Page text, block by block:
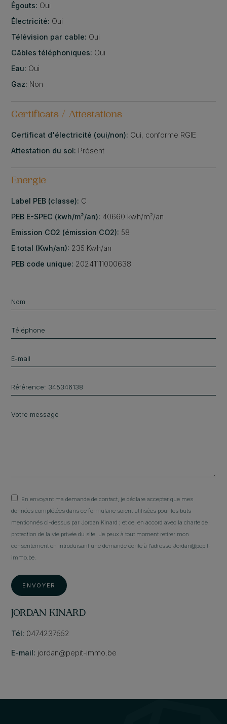
Égouts: Oui
Électricité: Oui
Télévision par cable: Oui
Câbles téléphoniques: Oui
Eau: Oui
Gaz: Non
Certificats / Attestations
Certificat d'électricité (oui/non): Oui, conforme RGIE
Attestation du sol: Présent
Energie
Label PEB (classe): C
PEB E-SPEC (kwh/m²/an): 40660 kwh/m²/an
Emission CO2 (émission CO2): 58
E total (Kwh/an): 235 Kwh/an
PEB code unique: 20241111000638
En envoyant ma demande de contact, je déclare accepter que mes
données complétées dans ce formulaire soient utilisées pour les buts
mentionnés ci-dessus par Jordan Kinard ; et ce, en accord avec la charte de
protection de la vie privée du site. Je peux à tout moment retirer mon
consentement en introduisant une demande écrite à l’adresse Jordan@pepit-
immo.be.
ENVOYER
JORDAN KINARD
Tél: 0474237552
E-mail: jordan@pepit-immo.be